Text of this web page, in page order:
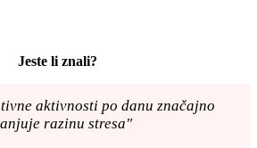
Jeste li znali?
aktivnosti po danu značajno
razinu stresa"